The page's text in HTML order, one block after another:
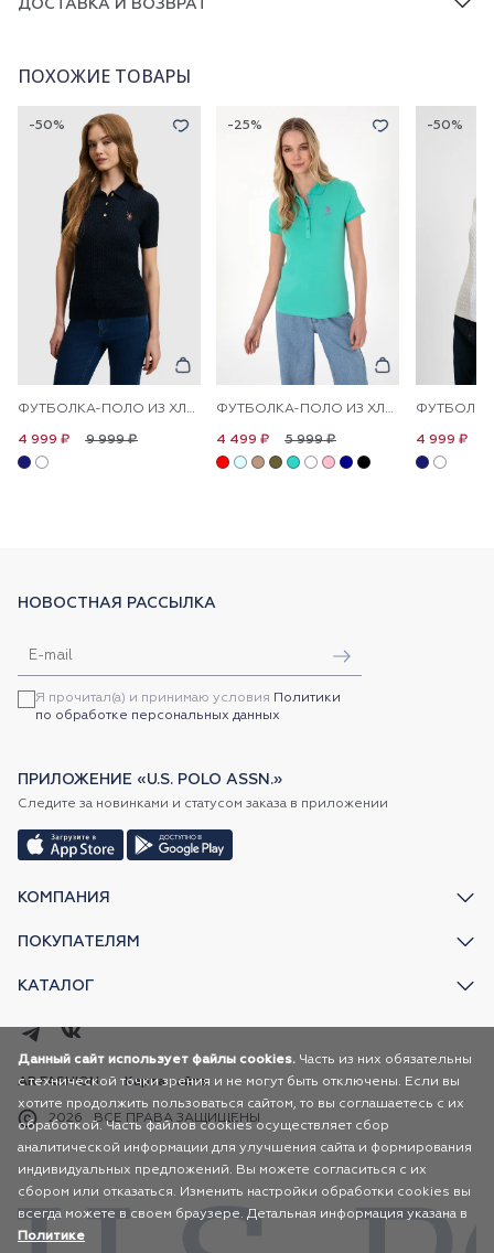
ДОСТАВКА И ВОЗВРАТ
ПОХОЖИЕ ТОВАРЫ
-50%
ФУТБОЛКА-ПОЛО ИЗ ХЛОПКА С УЗОРОМ КОСЫ
9 999 ₽
4 999 ₽
-25%
ФУТБОЛКА-ПОЛО ИЗ ХЛОПКА С ПРИНТОМ НА ПЛАНКЕ
5 999 ₽
4 499 ₽
-50%
4 999 ₽
КОМПАНИЯ
ПОКУПАТЕЛЯМ
КАТАЛОГ
НОВОСТНАЯ РАССЫЛКА
Я прочитал(а) и принимаю условия Политики
по обработке персональных данных
ПРИЛОЖЕНИЕ «U.S. POLO ASSN.»
Следите за новинками и статусом заказа в приложении
2026 ВСЕ ПРАВА ЗАЩИЩЕНЫ
AR FASHION Карта сайта
Данный сайт использует файлы cookies. Часть из них обязательны
с технической точки зрения и не могут быть отключены. Если вы
хотите продолжить пользоваться сайтом, то вы соглашаетесь с их
обработкой. Часть файлов cookies осуществляет сбор
аналитической информации для улучшения сайта и формирования
индивидуальных предложений. Вы можете согласиться с их
сбором или отказаться. Изменить настройки обработки cookies вы
всегда можете в своем браузере. Детальная информация указана в
Политике